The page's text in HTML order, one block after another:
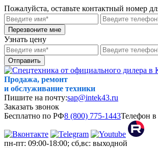
Пожалуйста, оставьте контактный номер
Перезвоните мне
Узнать цену
Отправить
Продажа, ремонт
и обслуживание техники
Пишите на почту:sap@intek43.ru
Заказать звонок
Бесплатно по РФ8 (800) 775-1443Телефон
пн-пт: 09:00-18:00; сб,вс: выходной